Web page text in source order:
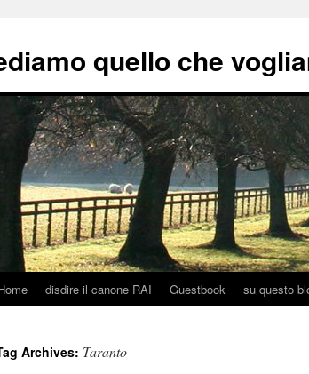
quello che
disdire il canone RAI Guestbook su questo
Archives: Taranto